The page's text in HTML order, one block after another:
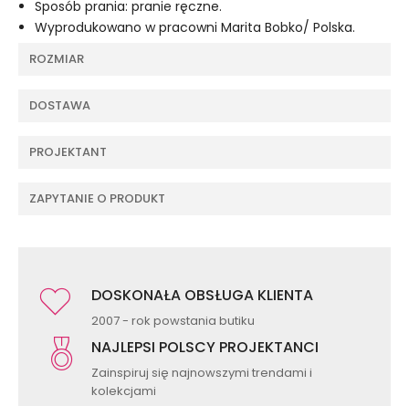
Sposób prania: pranie ręczne.
Wyprodukowano w pracowni Marita Bobko/ Polska.
ROZMIAR
DOSTAWA
PROJEKTANT
ZAPYTANIE O PRODUKT
DOSKONAŁA OBSŁUGA KLIENTA
2007 - rok powstania butiku
NAJLEPSI POLSCY PROJEKTANCI
Zainspiruj się najnowszymi trendami i
kolekcjami